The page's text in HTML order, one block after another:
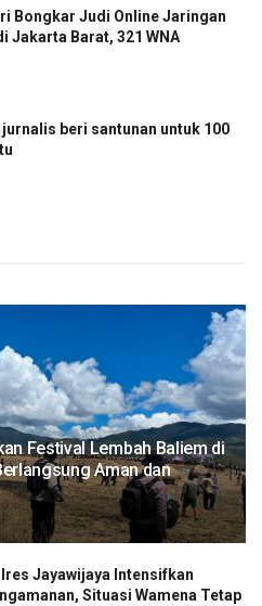
Bongkar Judi Online Jaringan
Jakarta Barat, 321 WNA
beri santunan untuk 100
Festival Lembah Baliem di
Aman dan
Jayawijaya Intensifkan
Situasi Wamena Tetap